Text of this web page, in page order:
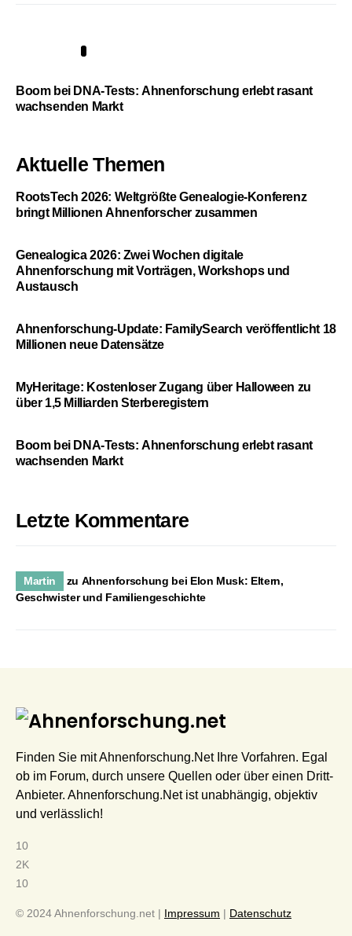
Boom bei DNA-Tests: Ahnenforschung erlebt rasant
wachsenden Markt
Aktuelle Themen
RootsTech 2026: Weltgrößte Genealogie-Konferenz
bringt Millionen Ahnenforscher zusammen
Genealogica 2026: Zwei Wochen digitale
Ahnenforschung mit Vorträgen, Workshops und
Austausch
Ahnenforschung-Update: FamilySearch veröffentlicht 18
Millionen neue Datensätze
MyHeritage: Kostenloser Zugang über Halloween zu
über 1,5 Milliarden Sterberegistern
Boom bei DNA-Tests: Ahnenforschung erlebt rasant
wachsenden Markt
Letzte Kommentare
Martin zu Ahnenforschung bei Elon Musk: Eltern,
Geschwister und Familiengeschichte
Finden Sie mit Ahnenforschung.Net Ihre Vorfahren. Egal
ob im Forum, durch unsere Quellen oder über einen Dritt-
Anbieter. Ahnenforschung.Net ist unabhängig, objektiv
und verlässlich!
10
2K
10
© 2024 Ahnenforschung.net | Impressum | Datenschutz